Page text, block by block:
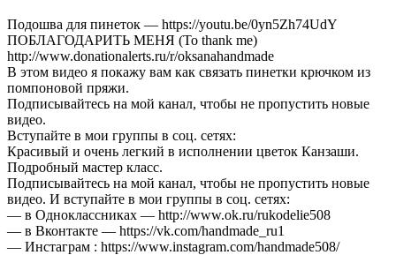
Подошва для пинеток — https://youtu.be/0yn5Zh74UdY
ПОБЛАГОДАРИТЬ МЕНЯ (To thank me)
http://www.donationalerts.ru/r/oksanahandmade
В этом видео я покажу вам как связать пинетки крючком из
помпоновой пряжи.
Подписывайтесь на мой канал, чтобы не пропустить новые
видео.
Вступайте в мои группы в соц. сетях:
Красивый и очень легкий в исполнении цветок Канзаши.
Подробный мастер класс.
Подписывайтесь на мой канал, чтобы не пропустить новые
видео. И вступайте в мои группы в соц. сетях:
— в Одноклассниках — http://www.ok.ru/rukodelie508
— в Вконтакте — https://vk.com/handmade_ru1
— Инстаграм : https://www.instagram.com/handmade508/